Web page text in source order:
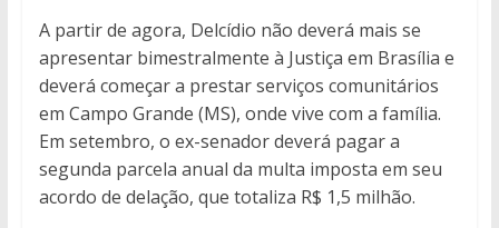
A partir de agora, Delcídio não deverá mais se
apresentar bimestralmente à Justiça em Brasília e
deverá começar a prestar serviços comunitários
em Campo Grande (MS), onde vive com a família.
Em setembro, o ex-senador deverá pagar a
segunda parcela anual da multa imposta em seu
acordo de delação, que totaliza R$ 1,5 milhão.